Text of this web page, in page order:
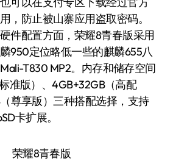
，防止被山寨应用盗取密码。
件配置方面，荣耀8青春版采用
950定位略低一些的麒麟655八
T830 MP2。内存和储存空间
准版）、4GB+32GB（高配
尊享版）三种搭配选择，支持
卡扩展。